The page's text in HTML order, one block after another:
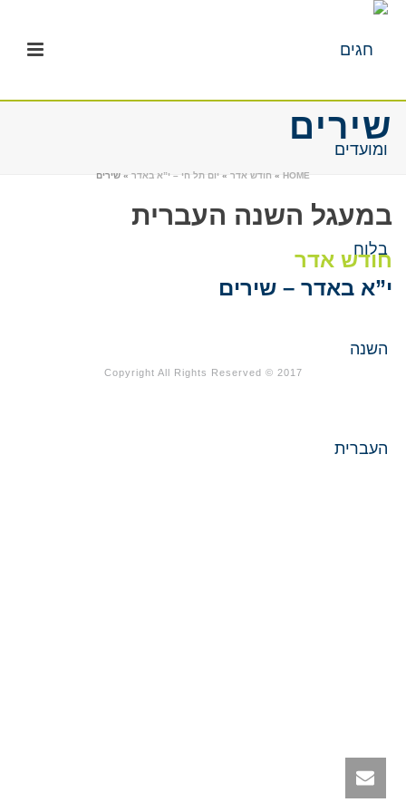
שירים
HOME
» חודש אדר » יום תל חי – י”א באדר » שירים
במעגל השנה העברית
חודש אדר
י”א באדר – שירים
Copyright All Rights Reserved © 2017